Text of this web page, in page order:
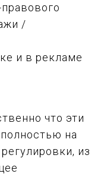
/
и в рекламе
что эти
на
из